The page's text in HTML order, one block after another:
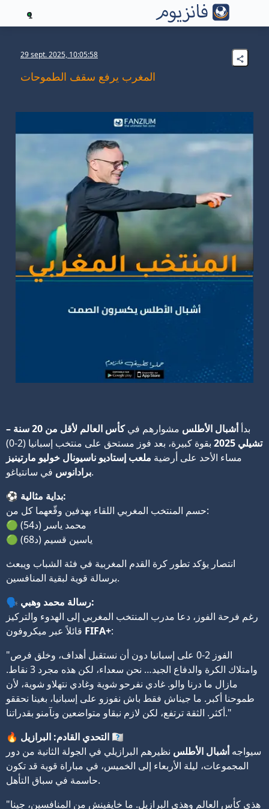
1
29 sept. 2025, 10:05:58
المغرب يرفع سقف الطموحات
بدأأشبال الأطلس مشوارهم في
كأس العالم لأقل من 20 سنة –
تشيلي 2025
بقوة كبيرة، بعد فوز مستحق على منتخب إسبانيا (2-0)
مساء الأحد على أرضية ملعب إستاديو ناسيونال خوليو مارتينيز
برادانوسفي سانتياغو.
⚽
بداية مثالية:
حسم المنتخب المغربي اللقاء بهدفين وقّعهما كل من:
🟢 محمد ياسر (د54)
🟢 ياسين قسيم (د68)
انتصار يؤكد تطور كرة القدم المغربية في فئة الشباب ويبعث
برسالة قوية لبقية المنافسين.
🗣️
رسالة محمد وهبي:
رغم فرحة الفوز، دعا مدرب المنتخب المغربي إلى الهدوء والتركيز
FIFA+:
"الفوز 2-0 على إسبانيا دون أن نستقبل أهداف، وخلق فرص
وامتلاك الكرة والدفاع الجيد… نحن سعداء، لكن هذه مجرد 3 نقاط.
مازال ما درنا والو. غادي نفرحو شوية وغادي نتهلاو شوية، لأن
طموحنا أكبر. ما جيناش فقط باش نفوزو على إسبانيا، بغينا نحققو
أكثر. الثقة ترتفع، لكن لازم نبقاو متواضعين ونآمنو بقدراتنا."
🔥
التحدي القادم: البرازيل 🇧🇷
سيواجهأشبال الأطلس نظيرهم البرازيلي في الجولة الثانية من دور
المجموعات، ليلة الأربعاء إلى الخميس، في مباراة قوية قد تكون
حاسمة في سباق التأهل.
"هذي كأس العالم وهذي البرازيل. ما خايفينش من المنافسين، جينا